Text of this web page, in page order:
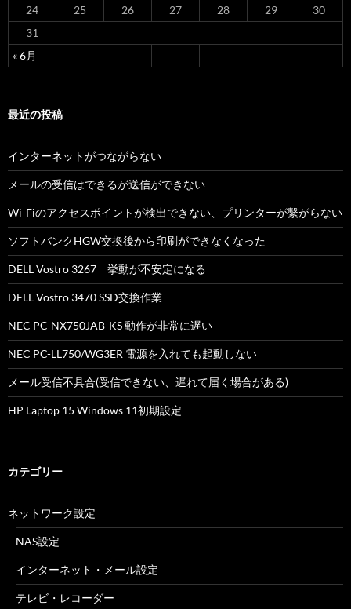
« 6月
24
25 26 27 28 29
30
31
最近の投稿
インターネットがつながらない
メールの受信はできるが送信ができない
Wi-Fiのアクセスポイントが検出できない、プリンターが繫がらない
ソフトバンクHGW交換後から印刷ができなくなった
DELL Vostro 3267 挙動が不安定になる
DELL Vostro 3470 SSD交換作業
NEC PC-NX750JAB-KS 動作が非常に遅い
NEC PC-LL750/WG3ER 電源を入れても起動しない
メール受信不具合(受信できない、遅れて届く場合がある)
HP Laptop 15 Windows 11初期設定
カテゴリー
ネットワーク設定
NAS設定
インターネット・メール設定
テレビ・レコーダー